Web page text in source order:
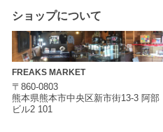
ショップについて
FREAKS MARKET
〒860-0803
熊本県熊本市中央区新市街13-3 阿部
ビル2 101